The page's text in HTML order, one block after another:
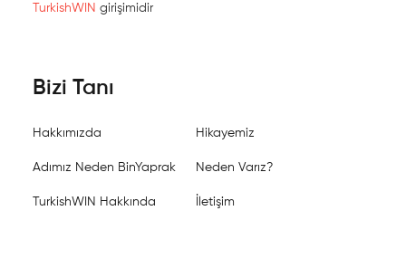
TurkishWIN girişimidir
Bizi Tanı
Hakkımızda Hikayemiz
Adımız Neden BinYaprak Neden Varız?
TurkishWIN Hakkında İletişim